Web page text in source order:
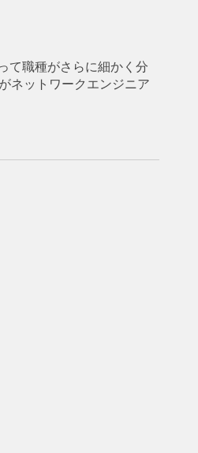
て職種がさらに細かく分
ネットワークエンジニア